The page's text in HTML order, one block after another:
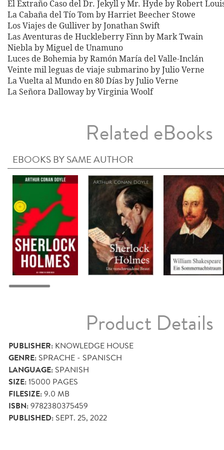
El Extraño Caso del Dr. Jekyll y Mr. Hyde by Robert
La Cabaña del Tío Tom by Harriet Beecher Stowe
Los Viajes de Gulliver by Jonathan Swift
Las Aventuras de Huckleberry Finn by Mark Twain
Niebla by Miguel de Unamuno
Luces de Bohemia by Ramón María del Valle-Inclán
Veinte mil leguas de viaje submarino by Julio Verne
La Vuelta al Mundo en 80 Días by Julio Verne
La Señora Dalloway by Virginia Woolf
Related eBooks
EBOOKS BY SAME AUTHOR
Product Details
PUBLISHER: KNOWLEDGE HOUSE
GENRE: SPRACHE - SPANISCH
LANGUAGE: SPANISH
SIZE:15000 PAGES
FILESIZE:9.0 MB
ISBN:9782380375459
PUBLISHED: SEPT. 25, 2022